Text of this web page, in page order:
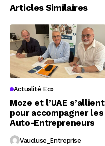
Articles Similaires
Actualité Eco
Moze et l’UAE s’allient
pour accompagner les
Auto-Entrepreneurs
Vaucluse_Entreprise